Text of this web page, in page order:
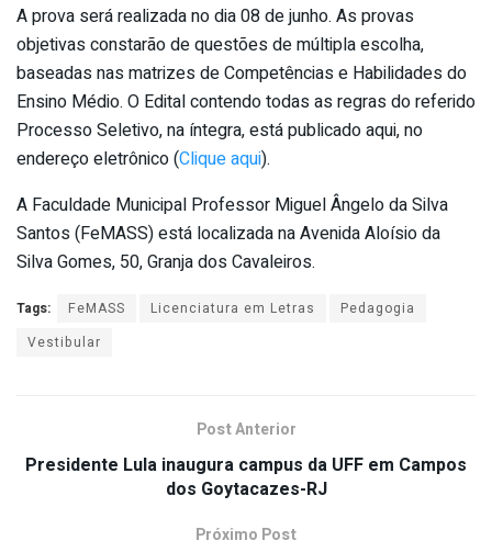
A prova será realizada no dia 08 de junho. As provas
objetivas constarão de questões de múltipla escolha,
baseadas nas matrizes de Competências e Habilidades do
Ensino Médio. O Edital contendo todas as regras do referido
Processo Seletivo, na íntegra, está publicado aqui, no
endereço eletrônico (Clique aqui).
A Faculdade Municipal Professor Miguel Ângelo da Silva
Santos (FeMASS) está localizada na Avenida Aloísio da
Silva Gomes, 50, Granja dos Cavaleiros.
Tags: FeMASS Licenciatura em Letras
Pedagogia
Vestibular
Post Anterior
Presidente Lula inaugura campus da UFF em Campos
dos Goytacazes-RJ
Próximo Post